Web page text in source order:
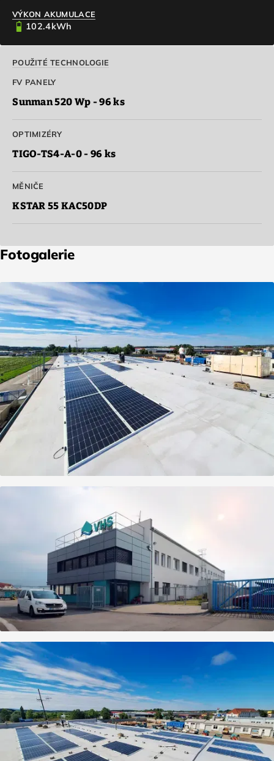
VÝKON AKUMULACE
battery_4_bar 102.4kWh
POUŽITÉ TECHNOLOGIE
FV PANELY
Sunman 520 Wp - 96 ks
OPTIMIZÉRY
TIGO-TS4-A-0 - 96 ks
MĚNIČE
KSTAR 55KAC50DP
Fotogalerie